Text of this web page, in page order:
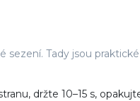
sezení. Tady jsou
držte 10–15 s,